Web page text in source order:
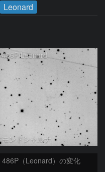
Leonard
486P/Leonard
モンドシャルナ
486P（Leonard）の変化